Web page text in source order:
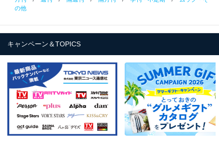
の他
キャンペーン＆TOPICS